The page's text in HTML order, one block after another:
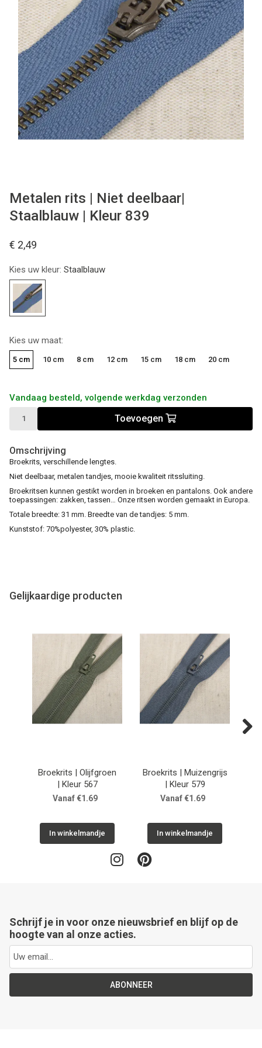
Tips & tricks
Cadeaubon
Solden
Contact
Metalen rits | Niet deelbaar|
Staalblauw | Kleur 839
€ 2,49
Kies uw kleur: Staalblauw
Kies uw maat:
5 cm 10 cm 8 cm 12 cm 15 cm 18 cm 20 cm
Vandaag besteld, volgende werkdag verzonden
Toevoegen
Omschrijving
Broekrits, verschillende lengtes.
Niet deelbaar, metalen tandjes, mooie kwaliteit ritssluiting.
Broekritsen kunnen gestikt worden in broeken en pantalons. Ook andere
toepassingen: zakken, tassen… Onze ritsen worden gemaakt in Europa.
Totale breedte: 31 mm. Breedte van de tandjes: 5 mm.
Kunststof: 70%polyester, 30% plastic.
Gelijkaardige producten
Broekrits | Olijfgroen
| Kleur 567
Vanaf €1.69
In winkelmandje
Broekrits | Muizengrijs
| Kleur 579
Vanaf €1.69
In winkelmandje
Schrijf je in voor onze nieuwsbrief en blijf op de
hoogte van al onze acties.
ABONNEER